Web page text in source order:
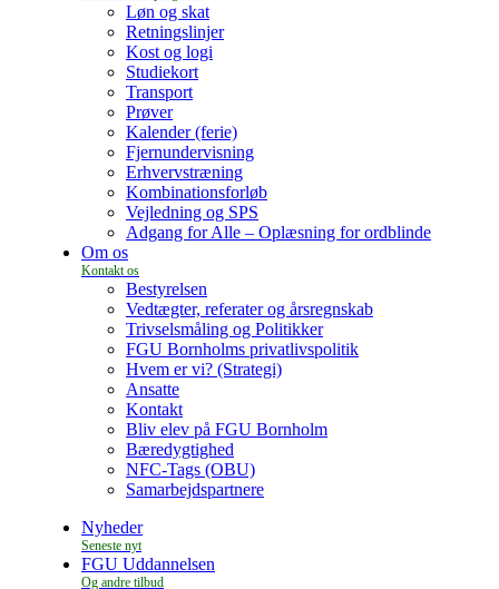
Løn og skat
Retningslinjer
Kost og logi
Studiekort
Transport
Prøver
Kalender (ferie)
Fjernundervisning
Erhvervstræning
Kombinationsforløb
Vejledning og SPS
Adgang for Alle – Oplæsning for ordblinde
Om os
Bestyrelsen
Vedtægter, referater og årsregnskab
Trivselsmåling og Politikker
FGU Bornholms privatlivspolitik
Hvem er vi? (Strategi)
Ansatte
Kontakt
Bliv elev på FGU Bornholm
Bæredygtighed
NFC-Tags (OBU)
Samarbejdspartnere
Nyheder
FGU Uddannelsen